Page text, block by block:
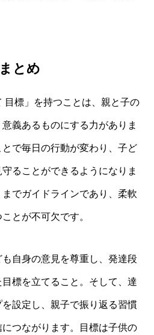
まとめ
目標」を持つことは、親と子の
義あるものにする力がありま
で毎日の行動が変わり、子ど
ることができるようになりま
でガイドラインであり、柔軟
とが不可欠です。
自身の意見を尊重し、発達段
標を立てること。そして、達
設定し、親子で振り返る習慣
つながります。目標は子供の